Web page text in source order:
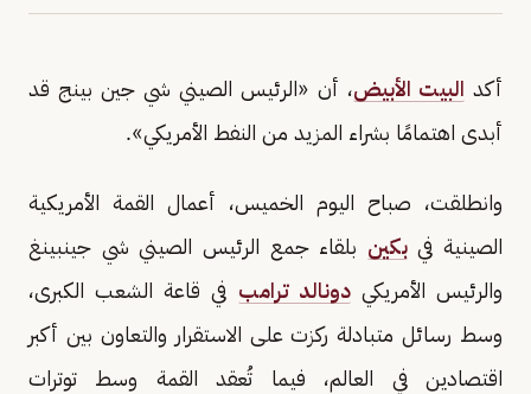
أكد البيت الأبيض، أن «الرئيس الصيني شي جين بينج قد
أبدى اهتمامًا بشراء المزيد من النفط الأمريكي».
وانطلقت، صباح اليوم الخميس، أعمال القمة الأمريكية
الصينية فيبكين بلقاء جمع الرئيس الصيني شي جينبينغ
والرئيس الأمريكيدونالد ترامب في قاعة الشعب الكبرى،
وسط رسائل متبادلة ركزت على الاستقرار والتعاون بين أكبر
اقتصادين في العالم، فيما تُعقد القمة وسط توترات